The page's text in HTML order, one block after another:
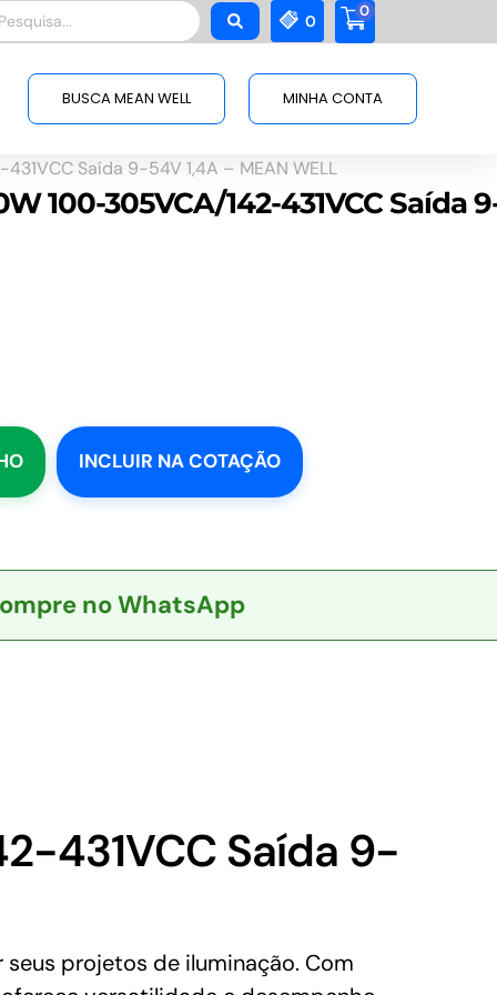
0
0
BUSCA MEAN WELL MINHA CONTA
Saída 9-54V 1,4A – MEAN WELL
100-305VCA/142-431VCC Saída
INCLUIR NA COTAÇÃO
no WhatsApp
431VCC Saída 9-
projetos de iluminação. Com